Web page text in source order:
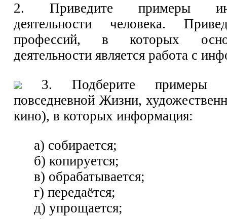
2. Приведите примеры
деятельности человека.
профессий, в которых
деятельности является работа с
3. Подберите примеры
повседневной Жизни,
кино), в которых информация:
а) собирается;
б) копируется;
в) обрабатывается;
г) передаётся;
д) упрощается;